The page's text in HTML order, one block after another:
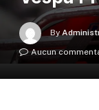
By
Aucun